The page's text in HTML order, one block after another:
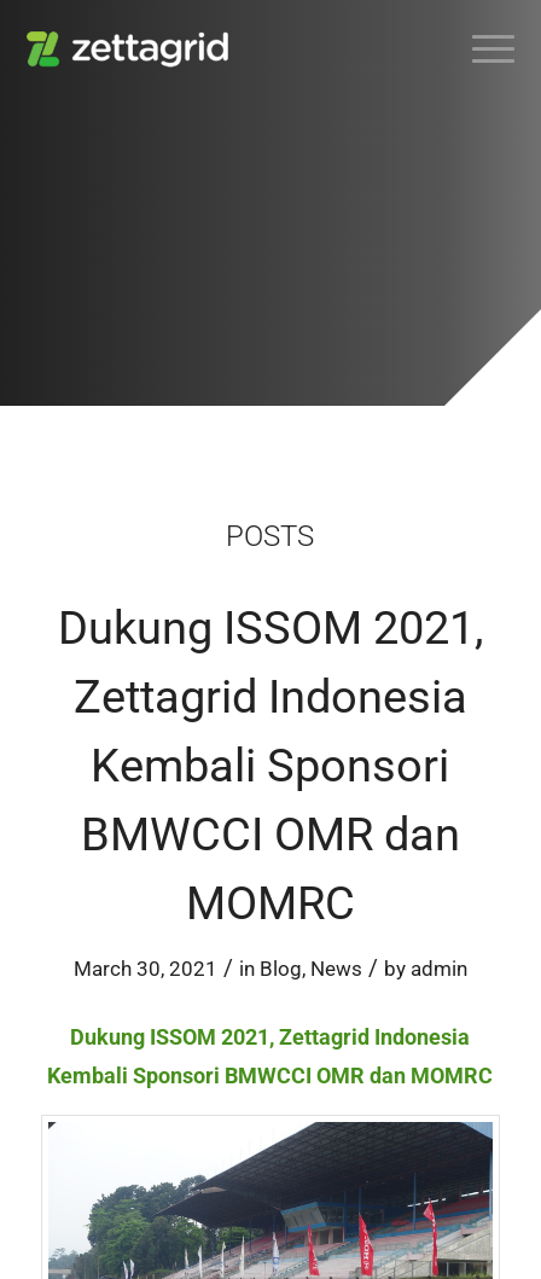
POSTS
Dukung ISSOM 2021,
Zettagrid Indonesia
Kembali Sponsori
BMWCCI OMR dan
MOMRC
March 30, 2021 / in Blog, News / by admin
Dukung ISSOM 2021, Zettagrid Indonesia
Kembali Sponsori BMWCCI OMR dan MOMRC